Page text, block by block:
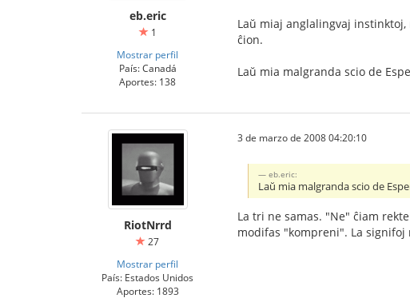
eb.eric
1
Mostrar perfil
País: Canadá
Aportes: 138
Laŭ miaj anglalingvaj
ĉion.
Laŭ mia malgranda scio de
RiotNrrd
27
Mostrar perfil
País: Estados Unidos
Aportes: 1893
3 de marzo de 2008 04:20:10
eb.eric:
Laŭ mia malgranda scio de
La tri ne samas. "Ne" ĉiam
modifas "kompreni". La signifoj